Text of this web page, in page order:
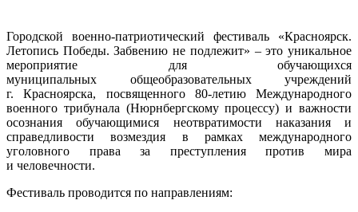
Городской военно-патриотический фестиваль «Красноярск.
Летопись Победы. Забвению не подлежит» – это уникальное
мероприятие для обучающихся
муниципальных общеобразовательных учреждений
г. Красноярска, посвященного 80-летию Международного
военного трибунала (Нюрнбергскому процессу) и важности
осознания обучающимися неотвратимости наказания и
справедливости возмездия в рамках международного
уголовного права за преступления против мира
и человечности.
Фестиваль проводится по направлениям: